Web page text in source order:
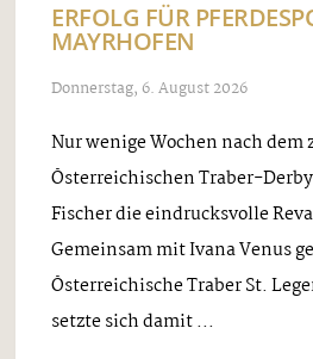
ERFOLG FÜR
MAYRHOFEN
Donnerstag, 6. August 2026
Nur wenige Wochen nach
Österreichischen Traber-
Fischer die eindrucksvolle
Gemeinsam mit Ivana Venus
Österreichische Traber St.
setzte sich damit ...